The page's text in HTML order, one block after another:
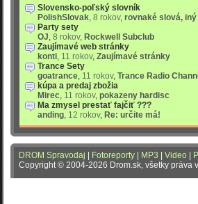
Slovensko-poľský slovník
PolishSlovak, 8 rokov, rovnaké slová,
Party sety
OJ, 8 rokov, Rockwell Subclub
Zaujímavé web stránky
konti, 11 rokov, Zaujímavé stránky
Trance Sety
goatrance, 11 rokov, Trance Radio
kúpa a predaj zbožia
Mirec, 11 rokov, pokazeny hardisc
Ma zmysel prestať fajčiť ???
anding, 12 rokov, Re: určite má!
DROM Spravodaj Fotoreporty MP3 Video
Copyright © 2004-2026 Drom.sk, všetky